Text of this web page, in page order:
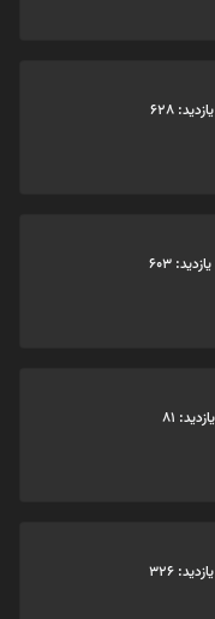
یازدید: 628
یازدید: 603
یازدید: 81
یازدید: 326